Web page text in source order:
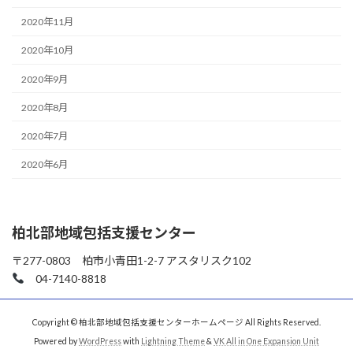
2020年11月
2020年10月
2020年9月
2020年8月
2020年7月
2020年6月
柏北部地域包括支援センター
〒277-0803 柏市小青田1-2-7 アスタリスク102
04-7140-8818
Copyright © 柏北部地域包括支援センターホームページ All Rights Reserved.
Powered byWordPresswith Lightning Theme& VK All in One Expansion Unit